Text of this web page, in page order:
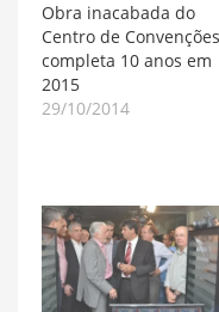
Obra inacabada do
Centro de Convenções
completa 10 anos em
2015
29/10/2014